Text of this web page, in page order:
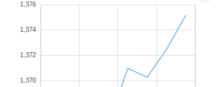
1,376
1,374
1,372
1,370